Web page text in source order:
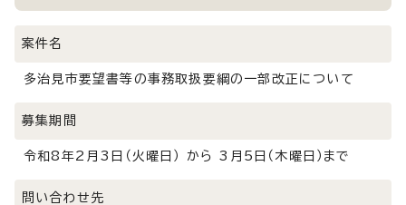
案件名
多治見市要望書等の事務取扱要綱の一部改正について
募集期間
令和8年2月3日（火曜日） から 3月5日（木曜日）まで
問い合わせ先